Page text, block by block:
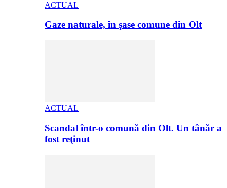
ACTUAL
Gaze naturale, în şase comune din Olt
ACTUAL
Scandal într-o comună din Olt. Un tânăr a
fost reţinut